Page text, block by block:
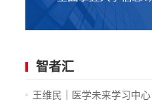
智者汇
王维民｜医学未来学习中心